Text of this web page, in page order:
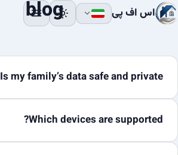
اس اف پی blog
Is my family’s data safe and private?
Which devices are supported?